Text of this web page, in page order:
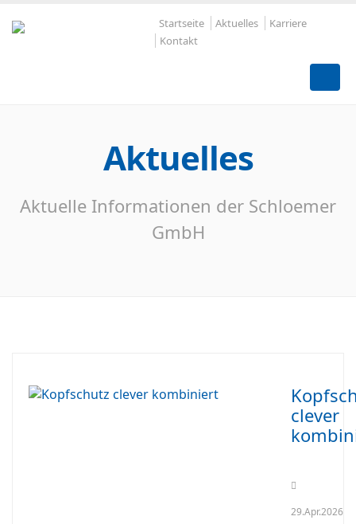
Startseite Aktuelles
Karriere
Kontakt
Aktuelles
Aktuelle Informationen der Schloemer
GmbH
clever
29.Apr.2026